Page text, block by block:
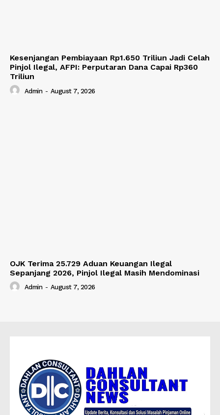
Kesenjangan Pembiayaan Rp1.650 Triliun Jadi Celah
Pinjol Ilegal, AFPI: Perputaran Dana Capai Rp360
Triliun
Admin - August 7, 2026
OJK Terima 25.729 Aduan Keuangan Ilegal
Sepanjang 2026, Pinjol Ilegal Masih Mendominasi
Admin - August 7, 2026